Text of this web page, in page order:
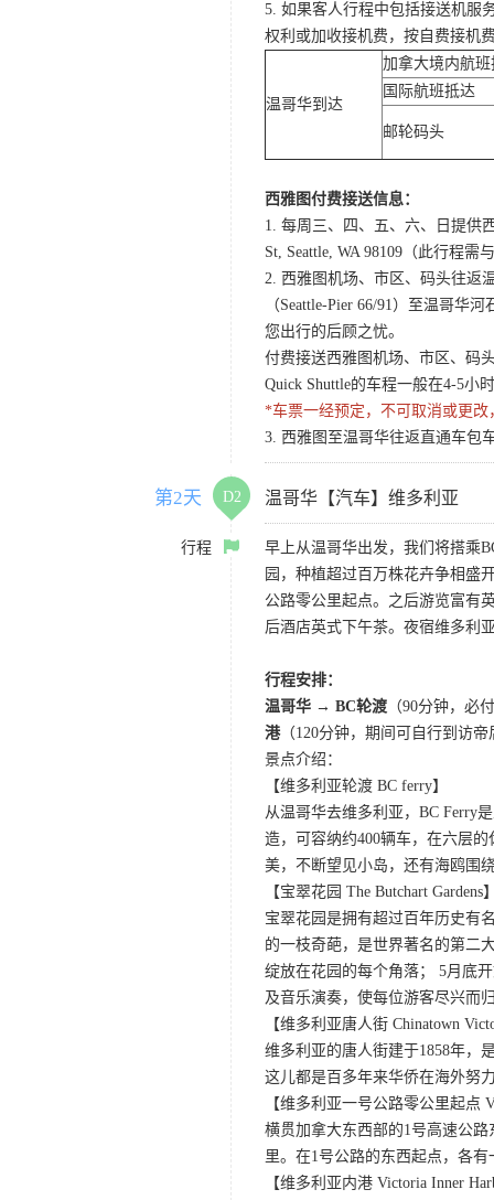
5. 如果客人行程中包括接送机服
权利或加收接机费，按自费接机
温哥华到达
加拿大境内航班
国际航班抵达
邮轮码头
西雅图付费接送信息：
1. 每周三、四、五、六、日提供
St, Seattle, WA 98109（此行程
2. 西雅图机场、市区、码头往返
（Seattle-Pier 66/91）至温哥华
您出行的后顾之忧。
付费接送西雅图机场、市区、码
Quick Shuttle的车程一般在4-5小
*车票一经预定，不可取消或更
3. 西雅图至温哥华往返直通车包
第2天 D2 温哥华【汽车】维多利亚
行程
早上从温哥华出发，我们将搭乘
园，种植超过百万株花卉争相盛
公路零公里起点。之后游览富有
后酒店英式下午茶。夜宿维多利
行程安排：
温哥华 → BC轮渡 （90分钟，必
港（120分钟，期间可自行到访
景点介绍：
【维多利亚轮渡 BC ferry】
从温哥华去维多利亚，BC Ferry
造，可容纳约400辆车，在六层
美，不断望见小岛，还有海鸥围
【宝翠花园 The Butchart Gardens
宝翠花园是拥有超过百年历史有
的一枝奇葩，是世界著名的第二
绽放在花园的每个角落； 5月底
及音乐演奏，使每位游客尽兴而
【维多利亚唐人街 Chinatown
维多利亚的唐人街建于1858年，
这儿都是百多年来华侨在海外努
【维多利亚一号公路零公里起点
横贯加拿大东西部的1号高速公
里。在1号公路的东西起点，各
【维多利亚内港 Victoria Inner